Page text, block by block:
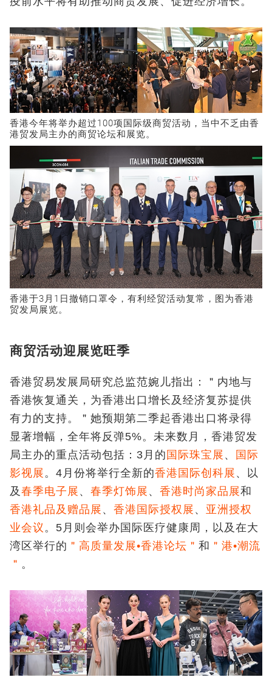
香港今年将举办超过100项国际级商贸活动，当中不乏由香
港贸发局主办的商贸论坛和展览。
香港于3月1日撤销口罩令，有利经贸活动复常，图为香港
贸发局展览。
商贸活动迎展览旺季
香港贸易发展局研究总监范婉儿指出：＂内地与
香港恢复通关，为香港出口增长及经济复苏提供
有力的支持。＂她预期第二季起香港出口将录得
显著增幅，全年将反弹5%。未来数月，香港贸发
局主办的重点活动包括：3月的 国际珠宝展 、
国际
影视展。4月份将举行全新的香港国际创科展 、以
及 春季电子展 、 春季灯饰展 、 香港时尚家品展和
香港礼品及赠品展 、 香港国际授权展 、 亚洲授权
业会议 。5月则会举办国际医疗健康周，以及在大
湾区举行的 ＂高质量发展•香港论坛＂ 和 ＂港•潮流
＂ 。